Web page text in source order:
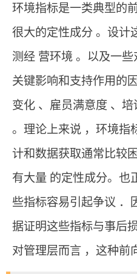
环境指标是一类典型的
很大的定性成分 。设计
测经 营环境 。以及一
关键影响和支持作用的
变化 、雇员满意度 、
。理论上来说 ，环境指
计和数据获取通常比较
有大量 的定性成分。也
些指标容易引起争议 ．
据证明这些指标与事后
对管理层而言 ，这种前